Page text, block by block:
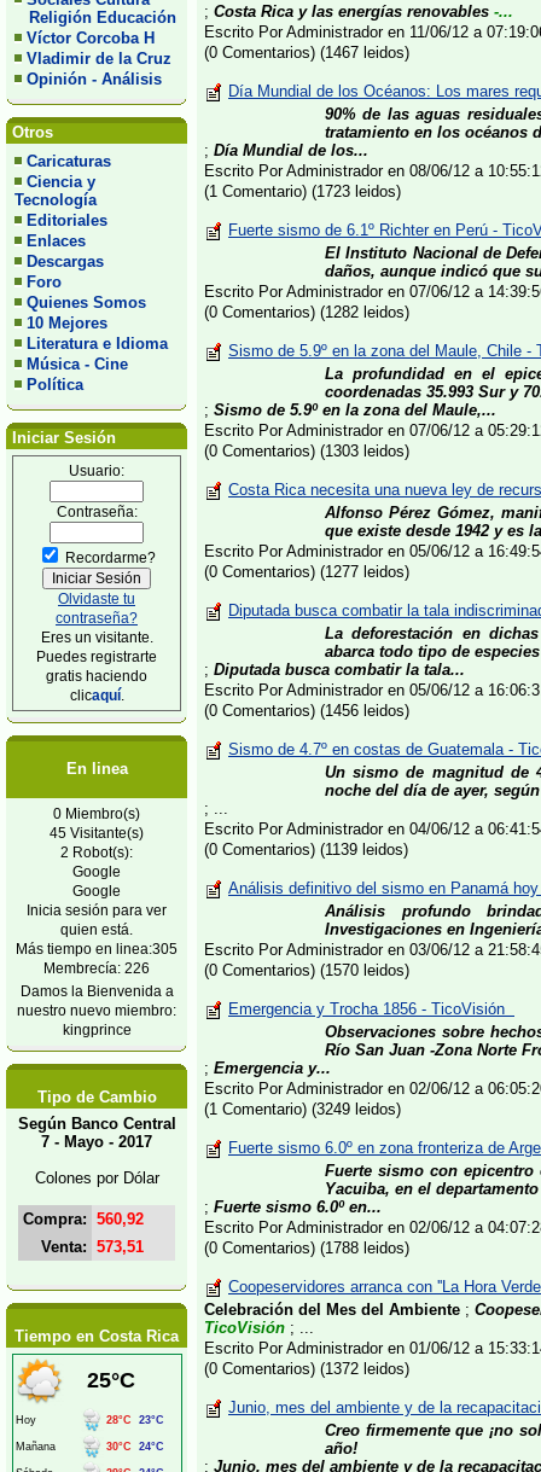
Religión Educación
Víctor Corcoba H
Vladimir de la Cruz
Opinión - Análisis
Otros
Caricaturas
Ciencia y
Tecnología
Editoriales
Enlaces
Descargas
Foro
Quienes Somos
10 Mejores
Literatura e Idioma
Música - Cine
Política
Iniciar Sesión
Usuario:
Contraseña:
Recordarme?
Olvidaste tu
contraseña?
Eres un visitante.
Puedes registrarte
gratis haciendo
clicaquí.
En linea
0 Miembro(s)
45 Visitante(s)
2 Robot(s):
Google
Google
Inicia sesión para ver
quien está.
Más tiempo en linea:305
Membrecía: 226
Damos la Bienvenida a
nuestro nuevo miembro:
kingprince
Tipo de Cambio
Según Banco Central
7 - Mayo - 2017
Colones por Dólar
Compra: 560,92
Venta: 573,51
Tiempo en Costa Rica
; Costa Rica y las energías renovables -...
Escrito Por Administrador en 11/06/12 a
(0 Comentarios) (1467 leidos)
Día Mundial de los Océanos: Los mares
90% de las aguas
tratamiento en los océanos
; Día Mundial de los...
Escrito Por Administrador en 08/06/12 a
(1 Comentario) (1723 leidos)
Fuerte sismo de 6.1º Richter en Perú -
El Instituto Nacional de
daños, aunque indicó que
Escrito Por Administrador en 07/06/12 a
(0 Comentarios) (1282 leidos)
Sismo de 5.9º en la zona del Maule, Chile
La profundidad en el
coordenadas 35.993 Sur y
; Sismo de 5.9º en la zona del Maule,...
Escrito Por Administrador en 07/06/12 a
(0 Comentarios) (1303 leidos)
Costa Rica necesita una nueva ley de
Alfonso Pérez Gómez,
que existe desde 1942 y es
Escrito Por Administrador en 05/06/12 a
(0 Comentarios) (1277 leidos)
Diputada busca combatir la tala
La deforestación en
abarca todo tipo de
; Diputada busca combatir la tala...
Escrito Por Administrador en 05/06/12 a
(0 Comentarios) (1456 leidos)
Sismo de 4.7º en costas de Guatemala -
Un sismo de magnitud de
noche del día de ayer,
; ...
Escrito Por Administrador en 04/06/12 a
(0 Comentarios) (1139 leidos)
Análisis definitivo del sismo en Panamá
Análisis profundo
Investigaciones en
Escrito Por Administrador en 03/06/12 a
(0 Comentarios) (1570 leidos)
Emergencia y Trocha 1856 - TicoVisión
Observaciones sobre
Río San Juan -Zona Norte
; Emergencia y...
Escrito Por Administrador en 02/06/12 a
(1 Comentario) (3249 leidos)
Fuerte sismo 6.0º en zona fronteriza de
Fuerte sismo con
Yacuiba, en el
; Fuerte sismo 6.0º en...
Escrito Por Administrador en 02/06/12 a
(0 Comentarios) (1788 leidos)
Coopeservidores arranca con ''La Hora
Celebración del Mes del Ambiente ;
TicoVisión ; ...
Escrito Por Administrador en 01/06/12 a
(0 Comentarios) (1372 leidos)
Junio, mes del ambiente y de la
Creo firmemente que ¡no
año!
; Junio, mes del ambiente y de la